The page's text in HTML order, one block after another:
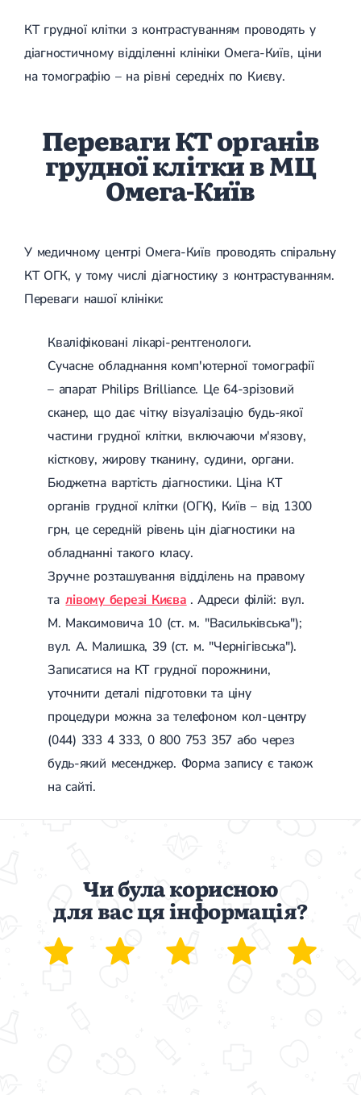
КТ грудної клітки з контрастуванням проводять у
діагностичному відділенні клініки Омега-Київ, ціни
на томографію – на рівні середніх по Києву.
Переваги КТ органів
грудної клітки в МЦ
Омега-Київ
У медичному центрі Омега-Київ проводять спіральну
КТ ОГК, у тому числі діагностику з контрастуванням.
Переваги нашої клініки:
Кваліфіковані лікарі-рентгенологи.
Сучасне обладнання комп'ютерної томографії
– апарат Philips Brilliance. Це 64-зрізовий
сканер, що дає чітку візуалізацію будь-якої
частини грудної клітки, включаючи м'язову,
кісткову, жирову тканину, судини, органи.
Бюджетна вартість діагностики. Ціна КТ
органів грудної клітки (ОГК), Київ – від 1300
грн, це середній рівень цін діагностики на
обладнанні такого класу.
Зручне розташування відділень на правому
та лівому березі Києва . Адреси філій: вул.
М. Максимовича 10 (ст. м. "Васильківська");
вул. А. Малишка, 39 (ст. м. "Чернігівська").
Записатися на КТ грудної порожнини,
уточнити деталі підготовки та ціну
процедури можна за телефоном кол-центру
(044) 333 4 333, 0 800 753 357 або через
будь-який месенджер. Форма запису є також
на сайті.
Чи була корисною
для вас ця інформація?